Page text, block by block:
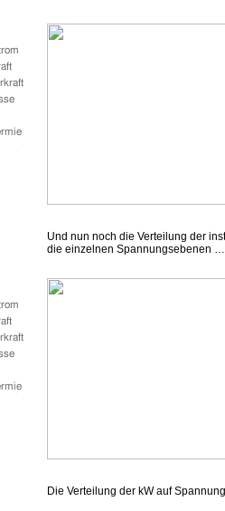
Und nun noch die Verteilung der
die einzelnen Spannungsebenen
Die Verteilung der kW auf